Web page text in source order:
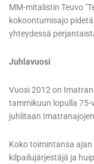
MM-mitalistin Teuvo
kokoontumisajo
yhteydessä
Juhlavuosi
Vuosi 2012 on
tammikuun lopulla
juhlitaan
Koko toimintansa
kilpailujärjestäjä ja